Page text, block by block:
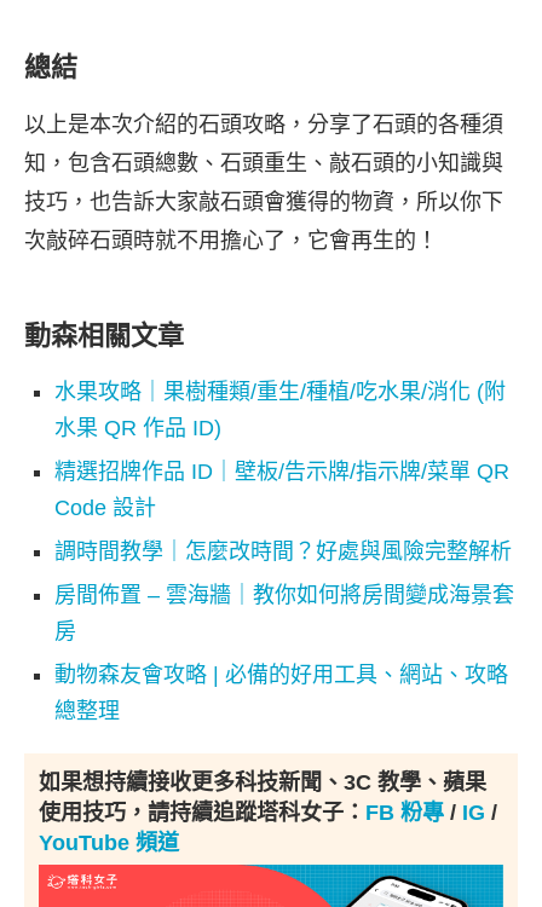
總結
以上是本次介紹的石頭攻略，分享了石頭的各種須
知，包含石頭總數、石頭重生、敲石頭的小知識與
技巧，也告訴大家敲石頭會獲得的物資，所以你下
次敲碎石頭時就不用擔心了，它會再生的！
動森相關文章
水果攻略｜果樹種類/重生/種植/吃水果/消化 (附
水果 QR 作品 ID)
精選招牌作品 ID｜壁板/告示牌/指示牌/菜單 QR
Code 設計
調時間教學｜怎麼改時間？好處與風險完整解析
房間佈置 – 雲海牆｜教你如何將房間變成海景套
房
動物森友會攻略 | 必備的好用工具、網站、攻略
總整理
如果想持續接收更多科技新聞、3C 教學、蘋果
使用技巧，請持續追蹤塔科女子： FB 粉專 / IG /
YouTube 頻道